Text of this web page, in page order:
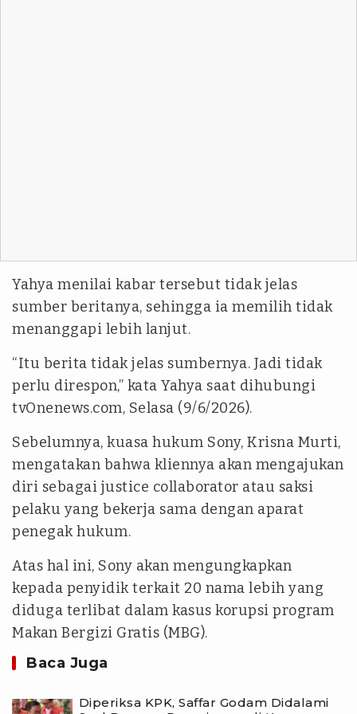
Yahya menilai kabar tersebut tidak jelas
sumber beritanya, sehingga ia memilih tidak
menanggapi lebih lanjut.
“Itu berita tidak jelas sumbernya. Jadi tidak
perlu direspon,” kata Yahya saat dihubungi
tvOnenews.com, Selasa (9/6/2026).
Sebelumnya, kuasa hukum Sony, Krisna Murti,
mengatakan bahwa kliennya akan mengajukan
diri sebagai justice collaborator atau saksi
pelaku yang bekerja sama dengan aparat
penegak hukum.
Atas hal ini, Sony akan mengungkapkan
kepada penyidik terkait 20 nama lebih yang
diduga terlibat dalam kasus korupsi program
Makan Bergizi Gratis (MBG).
Baca Juga
Diperiksa KPK, Saffar Godam Didalami